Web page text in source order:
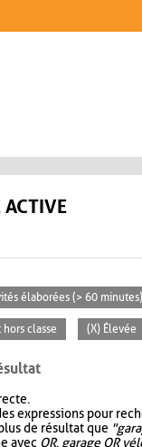
ACTIVE
élaborées (> 60 minutes)
hors classe (X) Élevée
expressions pour
de résultat que
avec OR. garage OR